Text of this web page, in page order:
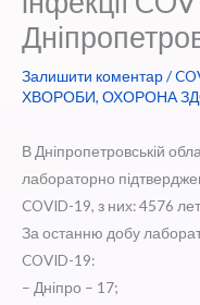
Залишити коментар/
ХВОРОБИ, ОХОРОНА
В Дніпропетровській
лабораторно
COVID-19, з них: 4576
За останню добу
COVID-19:
– Дніпро – 17;